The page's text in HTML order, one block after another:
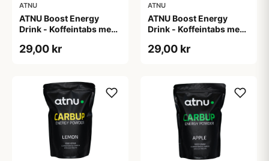
ATNU
ATNU Boost Energy
Drink - Koffeintabs med
20 tabs
29,00 kr
ATNU
ATNU Boost Energy
Drink - Koffeintabs med
20 tabs
29,00 kr